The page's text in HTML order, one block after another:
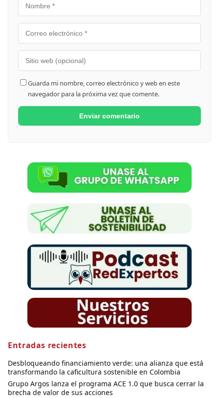
Guarda mi nombre, correo electrónico y web en este
navegador para la próxima vez que comente.
Entradas recientes
Desbloqueando financiamiento verde: una alianza que está
transformando la caficultura sostenible en Colombia
Grupo Argos lanza el programa ACE 1.0 que busca cerrar la
brecha de valor de sus acciones